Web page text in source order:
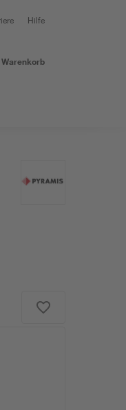
Hilfe
Warenkorb